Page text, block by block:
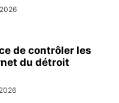
de contrôler les
du détroit